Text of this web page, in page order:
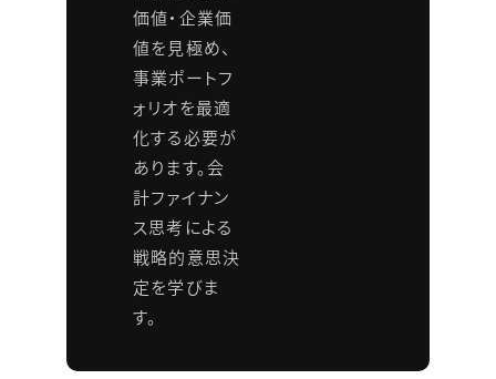
価値・企業価
値を見極め、
事業ポートフ
ォリオを最適
化する必要が
あります。会
計ファイナン
ス思考による
戦略的意思決
定を学びま
す。